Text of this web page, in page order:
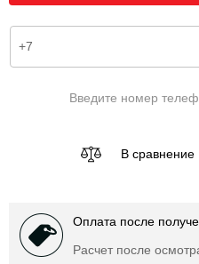
Введите номер
В сравнение
Оплата после
Расчет после